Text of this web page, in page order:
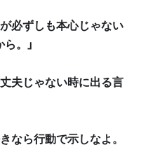
必ずしも本心じゃない
。」
夫じゃない時に出る言
なら行動で示しなよ。